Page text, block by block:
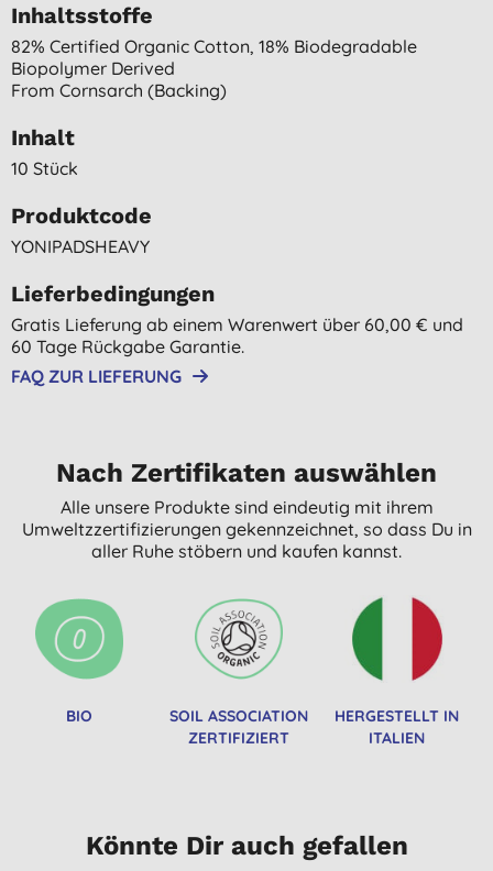
Inhaltsstoffe
82% Certified Organic Cotton, 18% Biodegradable
Biopolymer Derived
From Cornsarch (backing)
Inhalt
10 Stück
Produktcode
YONIPADSHEAVY
Lieferbedingungen
Gratis Lieferung ab einem Warenwert über 60,00 € und
60 Tage Rückgabe Garantie.
FAQ ZUR LIEFERUNG
Nach Zertifikaten auswählen
Alle unsere Produkte sind eindeutig mit ihrem
Umweltzzertifizierungen gekennzeichnet, so dass Du in
aller Ruhe stöbern und kaufen kannst.
BIO
SOIL ASSOCIATION
ZERTIFIZIERT
HERGESTELLT IN
ITALIEN
Könnte Dir auch gefallen